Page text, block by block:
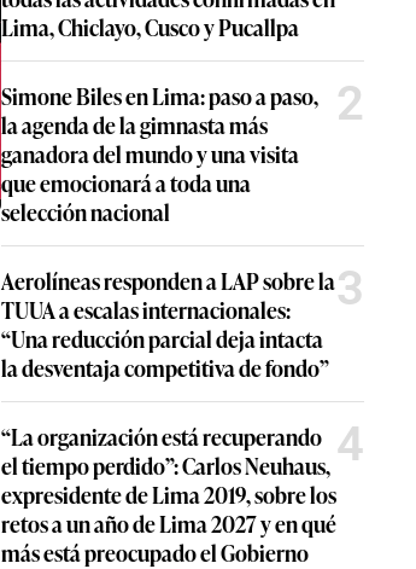
Lima, Chiclayo, Cusco y Pucallpa
Simone Biles en Lima: paso a paso,
la agenda de la gimnasta más
ganadora del mundo y una visita
que emocionará a toda una
selección nacional
2
Aerolíneas responden a LAP sobre la
TUUA a escalas internacionales:
“Una reducción parcial deja intacta
la desventaja competitiva de fondo”
3
“La organización está recuperando
el tiempo perdido”: Carlos Neuhaus,
expresidente de Lima 2019, sobre los
retos a un año de Lima 2027 y en qué
más está preocupado el Gobierno
4